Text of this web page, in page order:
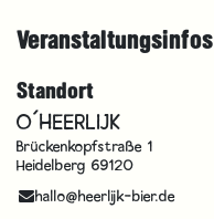
Veranstaltungsinfos
Standort
O´HEERLIJK
Brückenkopfstraße 1
Heidelberg 69120
hallo@heerlijk-bier.de